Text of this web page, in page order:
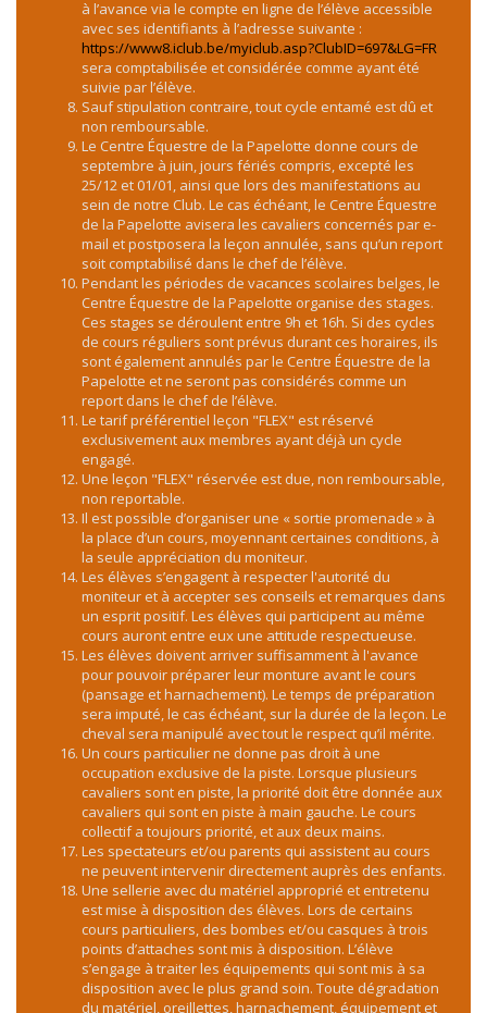
à l’avance via le compte en ligne de l’élève accessible
avec ses identifiants à l’adresse suivante :
https://www8.iclub.be/myiclub.asp?ClubID=697&LG=FR
sera comptabilisée et considérée comme ayant été
suivie par l’élève.
Sauf stipulation contraire, tout cycle entamé est dû et
non remboursable.
Le Centre Équestre de la Papelotte donne cours de
septembre à juin, jours fériés compris, excepté les
25/12 et 01/01, ainsi que lors des manifestations au
sein de notre Club. Le cas échéant, le Centre Équestre
de la Papelotte avisera les cavaliers concernés par e-
mail et postposera la leçon annulée, sans qu’un report
soit comptabilisé dans le chef de l’élève.
Pendant les périodes de vacances scolaires belges, le
Centre Équestre de la Papelotte organise des stages.
Ces stages se déroulent entre 9h et 16h. Si des cycles
de cours réguliers sont prévus durant ces horaires, ils
sont également annulés par le Centre Équestre de la
Papelotte et ne seront pas considérés comme un
report dans le chef de l’élève.
Le tarif préférentiel leçon "FLEX" est réservé
exclusivement aux membres ayant déjà un cycle
engagé.
Une leçon "FLEX" réservée est due, non remboursable,
non reportable.
Il est possible d’organiser une « sortie promenade » à
la place d’un cours, moyennant certaines conditions, à
la seule appréciation du moniteur.
Les élèves s’engagent à respecter l'autorité du
moniteur et à accepter ses conseils et remarques dans
un esprit positif. Les élèves qui participent au même
cours auront entre eux une attitude respectueuse.
Les élèves doivent arriver suffisamment à l'avance
pour pouvoir préparer leur monture avant le cours
(pansage et harnachement). Le temps de préparation
sera imputé, le cas échéant, sur la durée de la leçon. Le
cheval sera manipulé avec tout le respect qu’il mérite.
Un cours particulier ne donne pas droit à une
occupation exclusive de la piste. Lorsque plusieurs
cavaliers sont en piste, la priorité doit être donnée aux
cavaliers qui sont en piste à main gauche. Le cours
collectif a toujours priorité, et aux deux mains.
Les spectateurs et/ou parents qui assistent au cours
ne peuvent intervenir directement auprès des enfants.
Une sellerie avec du matériel approprié et entretenu
est mise à disposition des élèves. Lors de certains
cours particuliers, des bombes et/ou casques à trois
points d’attaches sont mis à disposition. L’élève
s’engage à traiter les équipements qui sont mis à sa
disposition avec le plus grand soin. Toute dégradation
du matériel, oreillettes, harnachement, équipement et